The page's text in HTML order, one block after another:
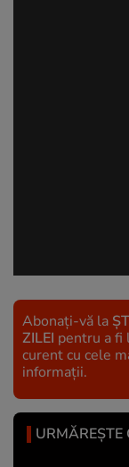
Abonați-vă la
ZILEI pentru a fi
curent cu cele
informații.
URMĂREȘTE